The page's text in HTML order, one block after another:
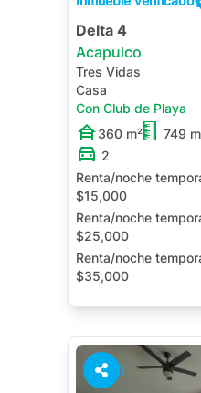
Delta 4
Acapulco
Tres Vidas
Casa
Con Club de Playa
360 m²
749
2
Renta/noche
$15,000
Renta/noche
$25,000
Renta/noche
$35,000
Alberca Privada
1